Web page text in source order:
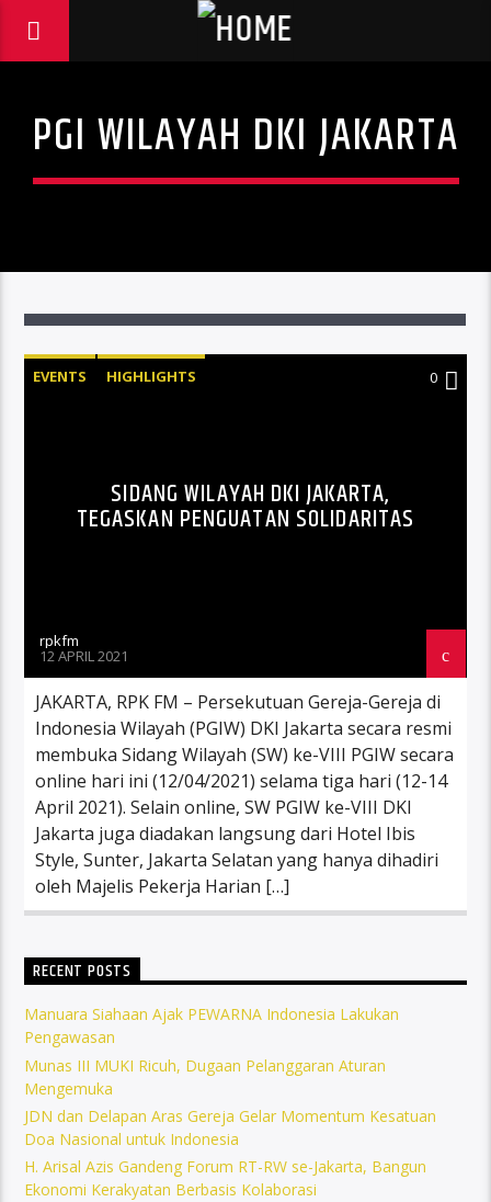
PGI WILAYAH DKI JAKARTA
EVENTS HIGHLIGHTS 0
SIDANG WILAYAH DKI JAKARTA,
TEGASKAN PENGUATAN SOLIDARITAS
rpkfm
12 APRIL 2021
JAKARTA, RPK FM – Persekutuan Gereja-Gereja di
Indonesia Wilayah (PGIW) DKI Jakarta secara resmi
membuka Sidang Wilayah (SW) ke-VIII PGIW secara
online hari ini (12/04/2021) selama tiga hari (12-14
April 2021). Selain online, SW PGIW ke-VIII DKI
Jakarta juga diadakan langsung dari Hotel Ibis
Style, Sunter, Jakarta Selatan yang hanya dihadiri
oleh Majelis Pekerja Harian […]
RECENT POSTS
Manuara Siahaan Ajak PEWARNA Indonesia Lakukan
Pengawasan
Munas III MUKI Ricuh, Dugaan Pelanggaran Aturan
Mengemuka
JDN dan Delapan Aras Gereja Gelar Momentum Kesatuan
Doa Nasional untuk Indonesia
H. Arisal Azis Gandeng Forum RT-RW se-Jakarta, Bangun
Ekonomi Kerakyatan Berbasis Kolaborasi